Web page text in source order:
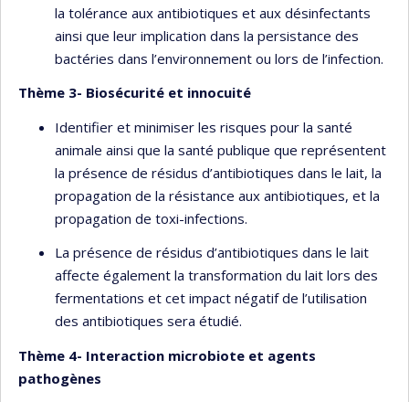
la tolérance aux antibiotiques et aux désinfectants
ainsi que leur implication dans la persistance des
bactéries dans l’environnement ou lors de l’infection.
Thème 3- Biosécurité et innocuité
Identifier et minimiser les risques pour la santé
animale ainsi que la santé publique que représentent
la présence de résidus d’antibiotiques dans le lait, la
propagation de la résistance aux antibiotiques, et la
propagation de toxi-infections.
La présence de résidus d’antibiotiques dans le lait
affecte également la transformation du lait lors des
fermentations et cet impact négatif de l’utilisation
des antibiotiques sera étudié.
Thème 4- Interaction microbiote et agents
pathogènes